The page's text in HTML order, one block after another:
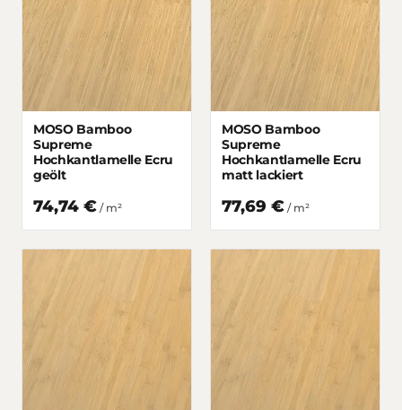
MOSO Bamboo
Supreme
Hochkantlamelle Ecru
geölt
74,74 € / m²
MOSO Bamboo
Supreme
Hochkantlamelle Ecru
matt lackiert
77,69 € / m²